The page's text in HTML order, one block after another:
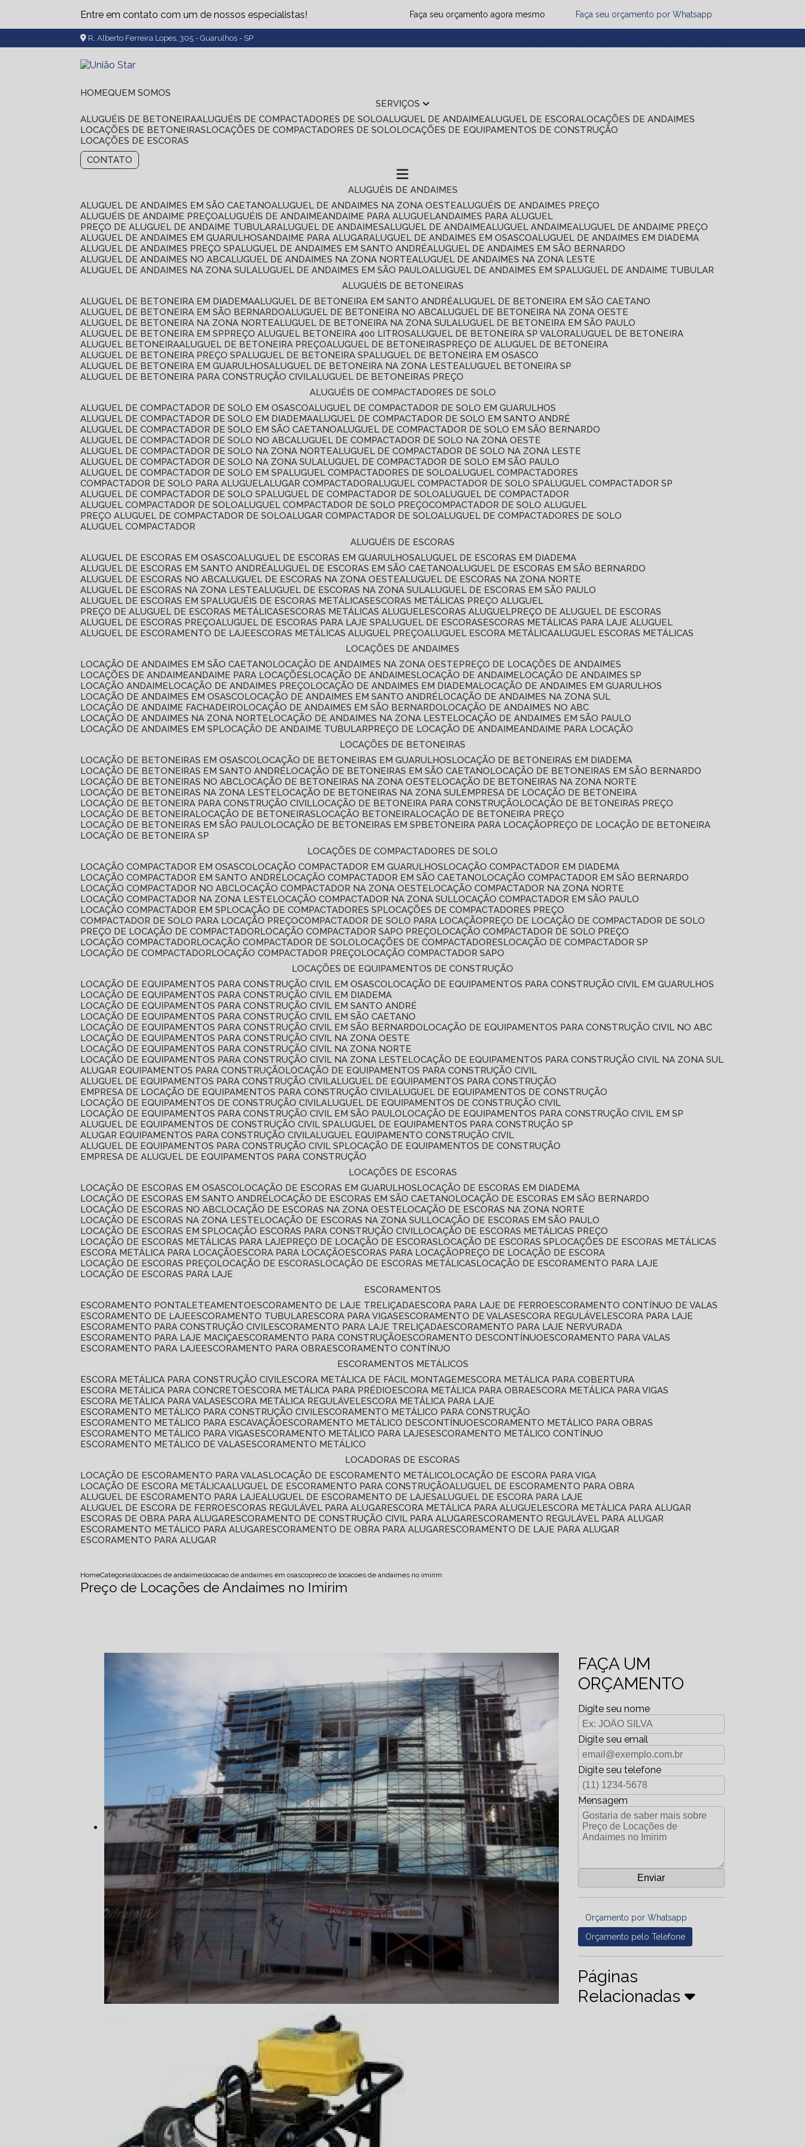
Entre em contato com um de nossos especialistas! Faça seu orçamento agora mesmo Faça seu orçamento por Whatsapp
R. Alberto Ferreira Lopes, 305 - Guarulhos - SP
HOME
QUEM SOMOS
SERVIÇOS
ALUGUÉIS DE BETONEIRA ALUGUÉIS DE COMPACTADORES DE SOLO ALUGUEL DE ANDAIME ALUGUEL DE ESCORA LOCAÇÕES DE ANDAIMES
LOCAÇÕES DE BETONEIRAS LOCAÇÕES DE COMPACTADORES DE SOLO LOCAÇÕES DE EQUIPAMENTOS DE CONSTRUÇÃO
LOCAÇÕES DE ESCORAS
CONTATO
ALUGUÉIS DE ANDAIMES
ALUGUEL DE ANDAIMES EM SÃO CAETANO ALUGUEL DE ANDAIMES NA ZONA OESTE ALUGUÉIS DE ANDAIMES PREÇO
ALUGUÉIS DE ANDAIME PREÇO ALUGUÉIS DE ANDAIME ANDAIME PARA ALUGUEL ANDAIMES PARA ALUGUEL
PREÇO DE ALUGUEL DE ANDAIME TUBULAR ALUGUEL DE ANDAIMES ALUGUEL DE ANDAIME ALUGUEL ANDAIME ALUGUEL DE ANDAIME PREÇO
ALUGUEL DE ANDAIMES EM GUARULHOS ANDAIME PARA ALUGAR ALUGUEL DE ANDAIMES EM OSASCO ALUGUEL DE ANDAIMES EM DIADEMA
ALUGUEL DE ANDAIMES PREÇO SP ALUGUEL DE ANDAIMES EM SANTO ANDRÉ ALUGUEL DE ANDAIMES EM SÃO BERNARDO
ALUGUEL DE ANDAIMES NO ABC ALUGUEL DE ANDAIMES NA ZONA NORTE ALUGUEL DE ANDAIMES NA ZONA LESTE
ALUGUEL DE ANDAIMES NA ZONA SUL ALUGUEL DE ANDAIMES EM SÃO PAULO ALUGUEL DE ANDAIMES EM SP ALUGUEL DE ANDAIME TUBULAR
ALUGUÉIS DE BETONEIRAS
ALUGUEL DE BETONEIRA EM DIADEMA ALUGUEL DE BETONEIRA EM SANTO ANDRÉ ALUGUEL DE BETONEIRA EM SÃO CAETANO
ALUGUEL DE BETONEIRA EM SÃO BERNARDO ALUGUEL DE BETONEIRA NO ABC ALUGUEL DE BETONEIRA NA ZONA OESTE
ALUGUEL DE BETONEIRA NA ZONA NORTE ALUGUEL DE BETONEIRA NA ZONA SUL ALUGUEL DE BETONEIRA EM SÃO PAULO
ALUGUEL DE BETONEIRA EM SP
PREÇO ALUGUEL BETONEIRA 400 LITROS ALUGUEL DE BETONEIRA SP VALOR ALUGUEL DE BETONEIRA
ALUGUEL BETONEIRA ALUGUEL DE BETONEIRA PREÇO ALUGUEL DE BETONEIRAS
PREÇO DE ALUGUEL DE BETONEIRA
ALUGUEL DE BETONEIRA PREÇO SP ALUGUEL DE BETONEIRA SP ALUGUEL DE BETONEIRA EM OSASCO
ALUGUEL DE BETONEIRA EM GUARULHOS ALUGUEL DE BETONEIRA NA ZONA LESTE ALUGUEL BETONEIRA SP
ALUGUEL DE BETONEIRA PARA CONSTRUÇÃO CIVIL ALUGUEL DE BETONEIRAS PREÇO
ALUGUÉIS DE COMPACTADORES DE SOLO
ALUGUEL DE COMPACTADOR DE SOLO EM OSASCO ALUGUEL DE COMPACTADOR DE SOLO EM GUARULHOS
ALUGUEL DE COMPACTADOR DE SOLO EM DIADEMA ALUGUEL DE COMPACTADOR DE SOLO EM SANTO ANDRÉ
ALUGUEL DE COMPACTADOR DE SOLO EM SÃO CAETANO ALUGUEL DE COMPACTADOR DE SOLO EM SÃO BERNARDO
ALUGUEL DE COMPACTADOR DE SOLO NO ABC ALUGUEL DE COMPACTADOR DE SOLO NA ZONA OESTE
ALUGUEL DE COMPACTADOR DE SOLO NA ZONA NORTE ALUGUEL DE COMPACTADOR DE SOLO NA ZONA LESTE
ALUGUEL DE COMPACTADOR DE SOLO NA ZONA SUL ALUGUEL DE COMPACTADOR DE SOLO EM SÃO PAULO
ALUGUEL DE COMPACTADOR DE SOLO EM SP ALUGUEL COMPACTADORES DE SOLO ALUGUEL COMPACTADORES
COMPACTADOR DE SOLO PARA ALUGUEL ALUGAR COMPACTADOR ALUGUEL COMPACTADOR DE SOLO SP ALUGUEL COMPACTADOR SP
ALUGUEL DE COMPACTADOR DE SOLO SP ALUGUEL DE COMPACTADOR DE SOLO ALUGUEL DE COMPACTADOR
ALUGUEL COMPACTADOR DE SOLO ALUGUEL COMPACTADOR DE SOLO PREÇO COMPACTADOR DE SOLO ALUGUEL
PREÇO ALUGUEL DE COMPACTADOR DE SOLO ALUGAR COMPACTADOR DE SOLO ALUGUEL DE COMPACTADORES DE SOLO
ALUGUEL COMPACTADOR
ALUGUÉIS DE ESCORAS
ALUGUEL DE ESCORAS EM OSASCO ALUGUEL DE ESCORAS EM GUARULHOS ALUGUEL DE ESCORAS EM DIADEMA
ALUGUEL DE ESCORAS EM SANTO ANDRÉ ALUGUEL DE ESCORAS EM SÃO CAETANO ALUGUEL DE ESCORAS EM SÃO BERNARDO
ALUGUEL DE ESCORAS NO ABC ALUGUEL DE ESCORAS NA ZONA OESTE ALUGUEL DE ESCORAS NA ZONA NORTE
ALUGUEL DE ESCORAS NA ZONA LESTE ALUGUEL DE ESCORAS NA ZONA SUL ALUGUEL DE ESCORAS EM SÃO PAULO
ALUGUEL DE ESCORAS EM SP ALUGUÉIS DE ESCORAS METÁLICAS
ESCORAS METÁLICAS PREÇO ALUGUEL
PREÇO DE ALUGUEL DE ESCORAS METÁLICAS
ESCORAS METÁLICAS ALUGUEL ESCORAS ALUGUEL
PREÇO DE ALUGUEL DE ESCORAS
ALUGUEL DE ESCORAS PREÇO ALUGUEL DE ESCORAS PARA LAJE SP ALUGUEL DE ESCORAS
ESCORAS METÁLICAS PARA LAJE ALUGUEL
ALUGUEL DE ESCORAMENTO DE LAJE
ESCORAS METÁLICAS ALUGUEL PREÇO ALUGUEL ESCORA METÁLICA ALUGUEL ESCORAS METÁLICAS
LOCAÇÕES DE ANDAIMES
LOCAÇÃO DE ANDAIMES EM SÃO CAETANO LOCAÇÃO DE ANDAIMES NA ZONA OESTE
PREÇO DE LOCAÇÕES DE ANDAIMES
LOCAÇÕES DE ANDAIME ANDAIME PARA LOCAÇÕES LOCAÇÃO DE ANDAIMES LOCAÇÃO DE ANDAIME LOCAÇÃO DE ANDAIMES SP
LOCAÇÃO ANDAIME LOCAÇÃO DE ANDAIMES PREÇO LOCAÇÃO DE ANDAIMES EM DIADEMA LOCAÇÃO DE ANDAIMES EM GUARULHOS
LOCAÇÃO DE ANDAIMES EM OSASCO LOCAÇÃO DE ANDAIMES EM SANTO ANDRÉ LOCAÇÃO DE ANDAIMES NA ZONA SUL
LOCAÇÃO DE ANDAIME FACHADEIRO LOCAÇÃO DE ANDAIMES EM SÃO BERNARDO LOCAÇÃO DE ANDAIMES NO ABC
LOCAÇÃO DE ANDAIMES NA ZONA NORTE LOCAÇÃO DE ANDAIMES NA ZONA LESTE LOCAÇÃO DE ANDAIMES EM SÃO PAULO
LOCAÇÃO DE ANDAIMES EM SP LOCAÇÃO DE ANDAIME TUBULAR PREÇO DE LOCAÇÃO DE ANDAIME ANDAIME PARA LOCAÇÃO
LOCAÇÕES DE BETONEIRAS
LOCAÇÃO DE BETONEIRAS EM OSASCO LOCAÇÃO DE BETONEIRAS EM GUARULHOS LOCAÇÃO DE BETONEIRAS EM DIADEMA
LOCAÇÃO DE BETONEIRAS EM SANTO ANDRÉ LOCAÇÃO DE BETONEIRAS EM SÃO CAETANO LOCAÇÃO DE BETONEIRAS EM SÃO BERNARDO
LOCAÇÃO DE BETONEIRAS NO ABC LOCAÇÃO DE BETONEIRAS NA ZONA OESTE LOCAÇÃO DE BETONEIRAS NA ZONA NORTE
LOCAÇÃO DE BETONEIRAS NA ZONA LESTE LOCAÇÃO DE BETONEIRAS NA ZONA SUL
EMPRESA DE LOCAÇÃO DE BETONEIRA
LOCAÇÃO DE BETONEIRA PARA CONSTRUÇÃO CIVIL LOCAÇÃO DE BETONEIRA PARA CONSTRUÇÃO LOCAÇÃO DE BETONEIRAS PREÇO
LOCAÇÃO DE BETONEIRA LOCAÇÃO DE BETONEIRAS LOCAÇÃO BETONEIRA LOCAÇÃO DE BETONEIRA PREÇO
LOCAÇÃO DE BETONEIRAS EM SÃO PAULO LOCAÇÃO DE BETONEIRAS EM SP BETONEIRA PARA LOCAÇÃO
PREÇO DE LOCAÇÃO DE BETONEIRA
LOCAÇÃO DE BETONEIRA SP
LOCAÇÕES DE COMPACTADORES DE SOLO
LOCAÇÃO COMPACTADOR EM OSASCO LOCAÇÃO COMPACTADOR EM GUARULHOS LOCAÇÃO COMPACTADOR EM DIADEMA
LOCAÇÃO COMPACTADOR EM SANTO ANDRÉ LOCAÇÃO COMPACTADOR EM SÃO CAETANO LOCAÇÃO COMPACTADOR EM SÃO BERNARDO
LOCAÇÃO COMPACTADOR NO ABC LOCAÇÃO COMPACTADOR NA ZONA OESTE LOCAÇÃO COMPACTADOR NA ZONA NORTE
LOCAÇÃO COMPACTADOR NA ZONA LESTE LOCAÇÃO COMPACTADOR NA ZONA SUL LOCAÇÃO COMPACTADOR EM SÃO PAULO
LOCAÇÃO COMPACTADOR EM SP LOCAÇÃO DE COMPACTADORES SP LOCAÇÕES DE COMPACTADORES PREÇO
COMPACTADOR DE SOLO PARA LOCAÇÃO PREÇO COMPACTADOR DE SOLO PARA LOCAÇÃO
PREÇO DE LOCAÇÃO DE COMPACTADOR DE SOLO
PREÇO DE LOCAÇÃO DE COMPACTADOR LOCAÇÃO COMPACTADOR SAPO PREÇO LOCAÇÃO COMPACTADOR DE SOLO PREÇO
LOCAÇÃO COMPACTADOR LOCAÇÃO COMPACTADOR DE SOLO LOCAÇÕES DE COMPACTADORES LOCAÇÃO DE COMPACTADOR SP
LOCAÇÃO DE COMPACTADOR LOCAÇÃO COMPACTADOR PREÇO LOCAÇÃO COMPACTADOR SAPO
LOCAÇÕES DE EQUIPAMENTOS DE CONSTRUÇÃO
LOCAÇÃO DE EQUIPAMENTOS PARA CONSTRUÇÃO CIVIL EM OSASCO LOCAÇÃO DE EQUIPAMENTOS PARA CONSTRUÇÃO CIVIL EM GUARULHOS
LOCAÇÃO DE EQUIPAMENTOS PARA CONSTRUÇÃO CIVIL EM DIADEMA
LOCAÇÃO DE EQUIPAMENTOS PARA CONSTRUÇÃO CIVIL EM SANTO ANDRÉ
LOCAÇÃO DE EQUIPAMENTOS PARA CONSTRUÇÃO CIVIL EM SÃO CAETANO
LOCAÇÃO DE EQUIPAMENTOS PARA CONSTRUÇÃO CIVIL EM SÃO BERNARDO LOCAÇÃO DE EQUIPAMENTOS PARA CONSTRUÇÃO CIVIL NO ABC
LOCAÇÃO DE EQUIPAMENTOS PARA CONSTRUÇÃO CIVIL NA ZONA OESTE
LOCAÇÃO DE EQUIPAMENTOS PARA CONSTRUÇÃO CIVIL NA ZONA NORTE
LOCAÇÃO DE EQUIPAMENTOS PARA CONSTRUÇÃO CIVIL NA ZONA LESTE LOCAÇÃO DE EQUIPAMENTOS PARA CONSTRUÇÃO CIVIL NA ZONA SUL
ALUGAR EQUIPAMENTOS PARA CONSTRUÇÃO LOCAÇÃO DE EQUIPAMENTOS PARA CONSTRUÇÃO CIVIL
ALUGUEL DE EQUIPAMENTOS PARA CONSTRUÇÃO CIVIL ALUGUEL DE EQUIPAMENTOS PARA CONSTRUÇÃO
EMPRESA DE LOCAÇÃO DE EQUIPAMENTOS PARA CONSTRUÇÃO CIVIL ALUGUEL DE EQUIPAMENTOS DE CONSTRUÇÃO
LOCAÇÃO DE EQUIPAMENTOS DE CONSTRUÇÃO CIVIL ALUGUEL DE EQUIPAMENTOS DE CONSTRUÇÃO CIVIL
LOCAÇÃO DE EQUIPAMENTOS PARA CONSTRUÇÃO CIVIL EM SÃO PAULO LOCAÇÃO DE EQUIPAMENTOS PARA CONSTRUÇÃO CIVIL EM SP
ALUGUEL DE EQUIPAMENTOS DE CONSTRUÇÃO CIVIL SP ALUGUEL DE EQUIPAMENTOS PARA CONSTRUÇÃO SP
ALUGAR EQUIPAMENTOS PARA CONSTRUÇÃO CIVIL ALUGUEL EQUIPAMENTO CONSTRUÇÃO CIVIL
ALUGUEL DE EQUIPAMENTOS PARA CONSTRUÇÃO CIVIL SP LOCAÇÃO DE EQUIPAMENTOS DE CONSTRUÇÃO
EMPRESA DE ALUGUEL DE EQUIPAMENTOS PARA CONSTRUÇÃO
LOCAÇÕES DE ESCORAS
LOCAÇÃO DE ESCORAS EM OSASCO LOCAÇÃO DE ESCORAS EM GUARULHOS LOCAÇÃO DE ESCORAS EM DIADEMA
LOCAÇÃO DE ESCORAS EM SANTO ANDRÉ LOCAÇÃO DE ESCORAS EM SÃO CAETANO LOCAÇÃO DE ESCORAS EM SÃO BERNARDO
LOCAÇÃO DE ESCORAS NO ABC LOCAÇÃO DE ESCORAS NA ZONA OESTE LOCAÇÃO DE ESCORAS NA ZONA NORTE
LOCAÇÃO DE ESCORAS NA ZONA LESTE LOCAÇÃO DE ESCORAS NA ZONA SUL LOCAÇÃO DE ESCORAS EM SÃO PAULO
LOCAÇÃO DE ESCORAS EM SP LOCAÇÃO ESCORAS PARA CONSTRUÇÃO CIVIL LOCAÇÃO DE ESCORAS METÁLICAS PREÇO
LOCAÇÃO DE ESCORAS METÁLICAS PARA LAJE
PREÇO DE LOCAÇÃO DE ESCORAS LOCAÇÃO DE ESCORAS SP LOCAÇÕES DE ESCORAS METÁLICAS
ESCORA METÁLICA PARA LOCAÇÃO
ESCORA PARA LOCAÇÃO ESCORAS PARA LOCAÇÃO
PREÇO DE LOCAÇÃO DE ESCORA
LOCAÇÃO DE ESCORAS PREÇO LOCAÇÃO DE ESCORAS LOCAÇÃO DE ESCORAS METÁLICAS LOCAÇÃO DE ESCORAMENTO PARA LAJE
LOCAÇÃO DE ESCORAS PARA LAJE
ESCORAMENTOS
ESCORAMENTO PONTALETEAMENTO
ESCORAMENTO DE LAJE TRELIÇADA ESCORA PARA LAJE DE FERRO
ESCORAMENTO CONTÍNUO DE VALAS
ESCORAMENTO DE LAJE
ESCORAMENTO TUBULAR ESCORA PARA VIGAS ESCORAMENTO DE VALAS ESCORA REGULÁVEL ESCORA PARA LAJE
ESCORAMENTO PARA CONSTRUÇÃO CIVIL ESCORAMENTO PARA LAJE TRELIÇADA ESCORAMENTO PARA LAJE NERVURADA
ESCORAMENTO PARA LAJE MACIÇA ESCORAMENTO PARA CONSTRUÇÃO ESCORAMENTO DESCONTÍNUO
ESCORAMENTO PARA VALAS
ESCORAMENTO PARA LAJE
ESCORAMENTO PARA OBRA ESCORAMENTO CONTÍNUO
ESCORAMENTOS METÁLICOS
ESCORA METÁLICA PARA CONSTRUÇÃO CIVIL ESCORA METÁLICA DE FÁCIL MONTAGEM
ESCORA METÁLICA PARA COBERTURA
ESCORA METÁLICA PARA CONCRETO
ESCORA METÁLICA PARA PRÉDIO ESCORA METÁLICA PARA OBRA ESCORA METÁLICA PARA VIGAS
ESCORA METÁLICA PARA VALAS
ESCORA METÁLICA REGULÁVEL ESCORA METÁLICA PARA LAJE
ESCORAMENTO METÁLICO PARA CONSTRUÇÃO CIVIL ESCORAMENTO METÁLICO PARA CONSTRUÇÃO
ESCORAMENTO METÁLICO PARA ESCAVAÇÃO
ESCORAMENTO METÁLICO DESCONTÍNUO
ESCORAMENTO METÁLICO PARA OBRAS
ESCORAMENTO METÁLICO PARA VIGAS
ESCORAMENTO METÁLICO PARA LAJES
ESCORAMENTO METÁLICO CONTÍNUO
ESCORAMENTO METÁLICO DE VALAS
ESCORAMENTO METÁLICO
LOCADORAS DE ESCORAS
LOCAÇÃO DE ESCORAMENTO PARA VALAS LOCAÇÃO DE ESCORAMENTO METÁLICO LOCAÇÃO DE ESCORA PARA VIGA
LOCAÇÃO DE ESCORA METÁLICA ALUGUEL DE ESCORAMENTO PARA CONSTRUÇÃO ALUGUEL DE ESCORAMENTO PARA OBRA
ALUGUEL DE ESCORAMENTO PARA LAJE ALUGUEL DE ESCORAMENTO DE LAJES ALUGUEL DE ESCORA PARA LAJE
ALUGUEL DE ESCORA DE FERRO
ESCORAS REGULÁVEL PARA ALUGAR ESCORA METÁLICA PARA ALUGUEL ESCORA METÁLICA PARA ALUGAR
ESCORAS DE OBRA PARA ALUGAR ESCORAMENTO DE CONSTRUÇÃO CIVIL PARA ALUGAR ESCORAMENTO REGULÁVEL PARA ALUGAR
ESCORAMENTO METÁLICO PARA ALUGAR ESCORAMENTO DE OBRA PARA ALUGAR ESCORAMENTO DE LAJE PARA ALUGAR
ESCORAMENTO PARA ALUGAR
HomeCategoriaslocacoes de andaimeslocacao de andaimes em osascopreco de locacoes de andaimes no imirim
Preço de Locações de Andaimes no Imirim
FAÇA UM
ORÇAMENTO
Digite seu nome
Digite seu email
Digite seu telefone
Mensagem
Orçamento por Whatsapp
Orçamento pelo Telefone
Páginas
Relacionadas